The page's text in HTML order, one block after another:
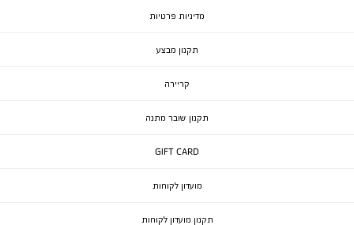
מדיניות פרטיות
תקנון מבצע
קריירה
תקנון שובר מתנה
GIFT CARD
מועדון לקוחות
תקנון מועדון לקוחות